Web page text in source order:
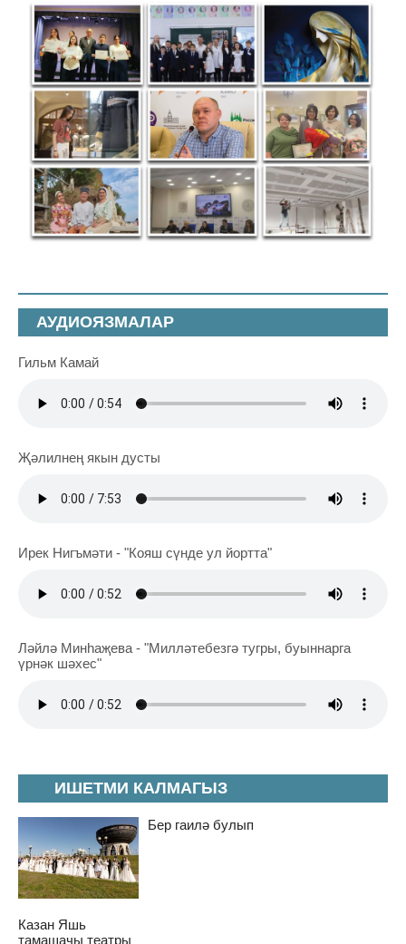
ИШЕТМИ КАЛМАГЫЗ
Бер гаилә булып
Казан Яшь
тамашачы театры
АУДИОЯЗМАЛАР
Гильм Камай
Җәлилнең якын дусты
Ирек Нигъмәти - "Кояш сүнде ул йортта"
Ләйлә Минһаҗева - "Милләтебезгә тугры, буыннарга
үрнәк шәхес"